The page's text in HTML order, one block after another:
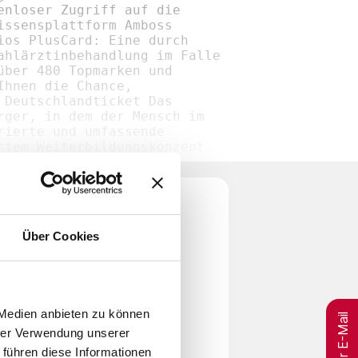
Über Cookies
anbieten zu können
Verwendung unserer
diese Informationen
Zugriff auf die
Amboss
PlusCard: Eine durch
im Falle
480 Topmarken und
die Chance,
Das
in dem der Mensch im
zur interdisziplinären
Ärzte -- kostenlos, direkt
•
-- Direktzugang zu Top-
Sie uns bitte Ihren